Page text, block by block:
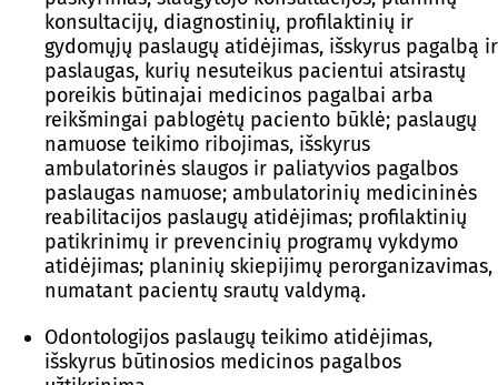
konsultacijų, diagnostinių, profilaktinių ir
gydomųjų paslaugų atidėjimas, išskyrus pagalbą ir
paslaugas, kurių nesuteikus pacientui atsirastų
poreikis būtinajai medicinos pagalbai arba
reikšmingai pablogėtų paciento būklė; paslaugų
namuose teikimo ribojimas, išskyrus
ambulatorinės slaugos ir paliatyvios pagalbos
paslaugas namuose; ambulatorinių medicininės
reabilitacijos paslaugų atidėjimas; profilaktinių
patikrinimų ir prevencinių programų vykdymo
atidėjimas; planinių skiepijimų perorganizavimas,
numatant pacientų srautų valdymą.
Odontologijos paslaugų teikimo atidėjimas,
išskyrus būtinosios medicinos pagalbos